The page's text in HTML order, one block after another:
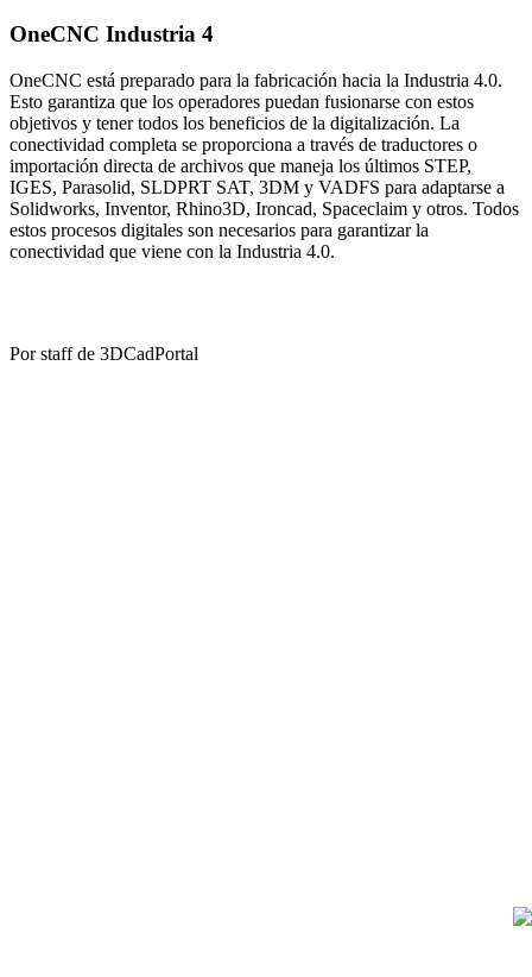
OneCNC Industria 4
OneCNC está preparado para la fabricación hacia la Industria 4.0.
Esto garantiza que los operadores puedan fusionarse con estos
objetivos y tener todos los beneficios de la digitalización. La
conectividad completa se proporciona a través de traductores o
importación directa de archivos que maneja los últimos STEP,
IGES, Parasolid, SLDPRT SAT, 3DM y VADFS para adaptarse a
Solidworks, Inventor, Rhino3D, Ironcad, Spaceclaim y otros. Todos
estos procesos digitales son necesarios para garantizar la
conectividad que viene con la Industria 4.0.
Por staff de 3DCadPortal